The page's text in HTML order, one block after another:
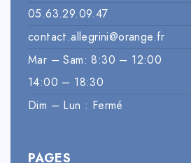
05.63.29.09.47
contact.allegrini@orange.fr
Mar – Sam: 8:30 – 12:00
14:00 – 18:30
Dim – Lun : Fermé
PAGES